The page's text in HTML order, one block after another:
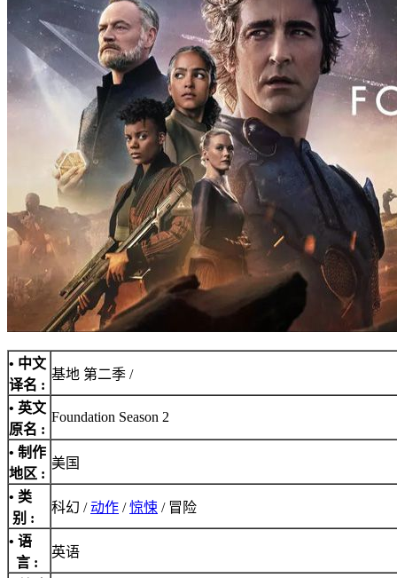
• 中文
译名 :
基地 第二季 /
• 英文
原名 :
Foundation Season 2
• 制作
地区 :
美国
• 类
别 :
科幻 /动作 /惊悚 / 冒险
• 语
言 :
英语